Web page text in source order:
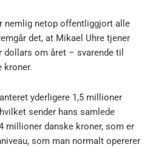
nemlig netop offentliggjort alle
det, at Mikael Uhre tjener
om året – svarende til
kroner.
yderligere 1,5 millioner
sender hans samlede
millioner danske kroner, som er
som man normalt opererer